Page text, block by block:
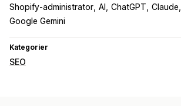
Shopify-administrator AI ChatGPT Claude
Google Gemini
Kategorier
SEO